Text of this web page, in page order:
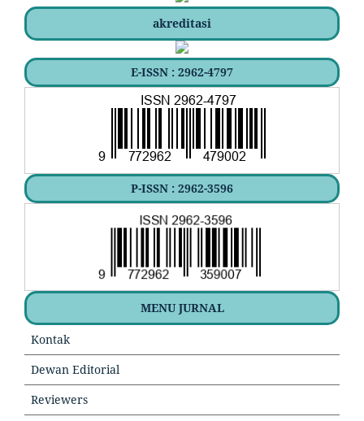
akreditasi
E-ISSN : 2962-4797
P-ISSN : 2962-3596
MENU JURNAL
Kontak
Dewan Editorial
Reviewers